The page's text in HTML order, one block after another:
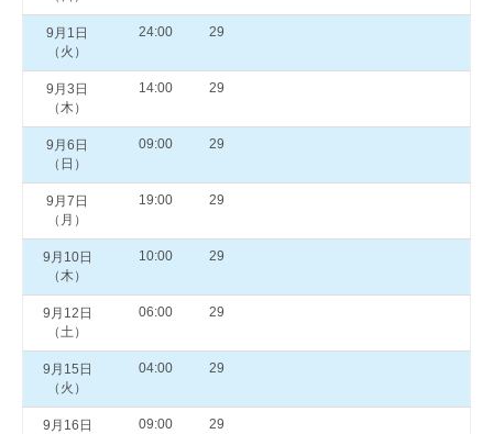
9月1日
（火）
24:00 29
9月3日
（木）
14:00 29
9月6日
（日）
09:00 29
9月7日
（月）
19:00 29
9月10日
（木）
10:00 29
9月12日
（土）
06:00 29
9月15日
（火）
04:00 29
9月16日
09:00 29